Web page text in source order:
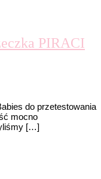
PIRACI
do przetestowania
mocno
[…]